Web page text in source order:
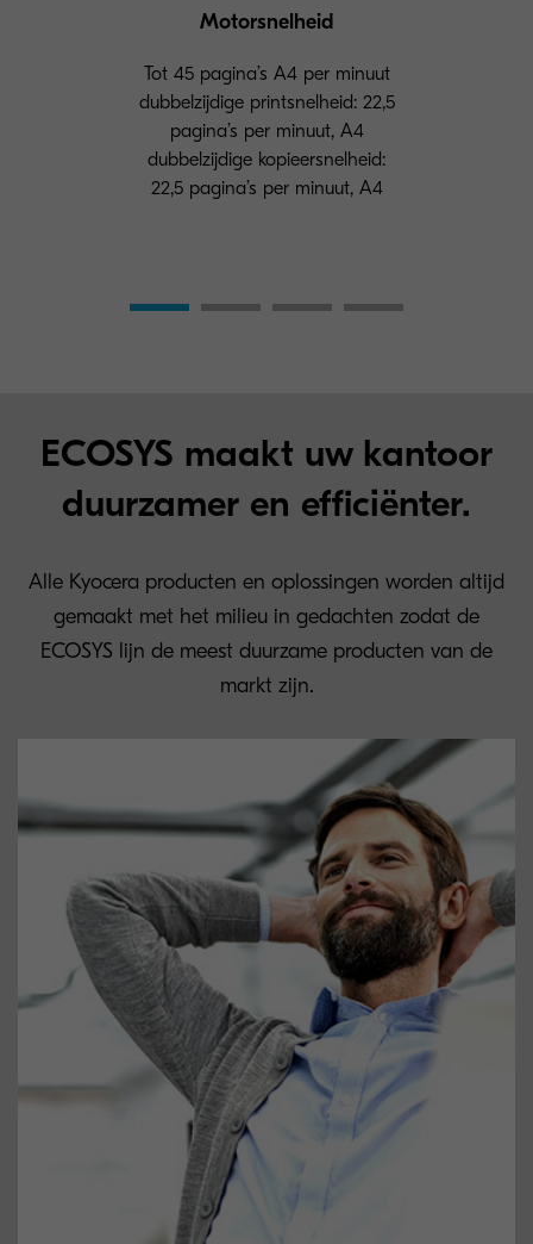
Motorsnelheid
Tot 45 pagina’s A4 per minuut
dubbelzijdige printsnelheid: 22,5
pagina’s per minuut, A4
dubbelzijdige kopieersnelheid:
22,5 pagina’s per minuut, A4
ECOSYS maakt uw kantoor
duurzamer en efficiënter.
Alle Kyocera producten en oplossingen worden altijd
gemaakt met het milieu in gedachten zodat de
ECOSYS lijn de meest duurzame producten van de
markt zijn.